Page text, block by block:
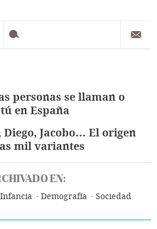
personas se llaman o
en España
Diego, Jacobo… El origen
mil variantes
EN:
Infancia Demografía Sociedad